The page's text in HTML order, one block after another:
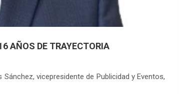
AÑOS DE TRAYECTORIA
vicepresidente de Publicidad y Eventos,